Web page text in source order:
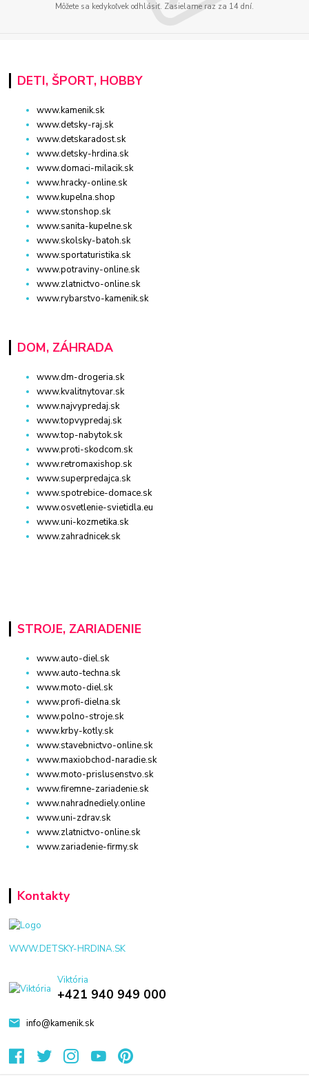
Môžete sa kedykoľvek odhlásiť. Zasielame raz za 14 dní.
DETI, ŠPORT, HOBBY
www.kamenik.sk
www.detsky-raj.sk
www.detskaradost.sk
www.detsky-hrdina.sk
www.domaci-milacik.sk
www.hracky-online.sk
www.kupelna.shop
www.stonshop.sk
www.sanita-kupelne.sk
www.skolsky-batoh.sk
www.sportaturistika.sk
www.potraviny-online.sk
www.zlatnictvo-online.sk
www.rybarstvo-kamenik.sk
DOM, ZÁHRADA
www.dm-drogeria.sk
www.kvalitnytovar.sk
www.najvypredaj.sk
www.topvypredaj.sk
www.top-nabytok.sk
www.proti-skodcom.sk
www.retromaxishop.sk
www.superpredajca.sk
www.spotrebice-domace.sk
www.osvetlenie-svietidla.eu
www.uni-kozmetika.sk
www.zahradnicek.sk
STROJE, ZARIADENIE
www.auto-diel.sk
www.auto-techna.sk
www.moto-diel.sk
www.profi-dielna.sk
www.polno-stroje.sk
www.krby-kotly.sk
www.stavebnictvo-online.sk
www.maxiobchod-naradie.sk
www.moto-prislusenstvo.sk
www.firemne-zariadenie.sk
www.nahradnediely.online
www.uni-zdrav.sk
www.zlatnictvo-online.sk
www.zariadenie-firmy.sk
Kontakty
WWW.DETSKY-HRDINA.SK
Viktória
+421 940 949 000
info@kamenik.sk